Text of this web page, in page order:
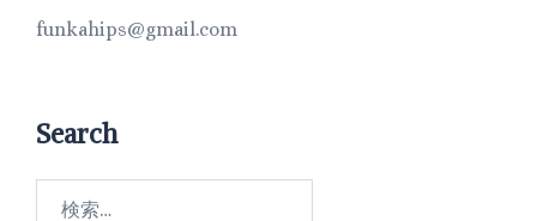
funkahips@gmail.com
Search